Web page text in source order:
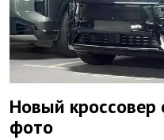
Новый
фото